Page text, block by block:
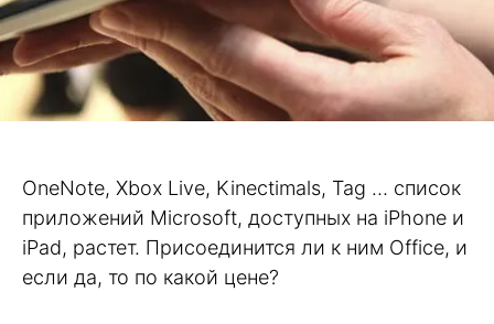
OneNote, Xbox Live, Kinectimals, Tag … список
приложений Microsoft, доступных на iPhone и
iPad, растет. Присоединится ли к ним Office, и
если да, то по какой цене?